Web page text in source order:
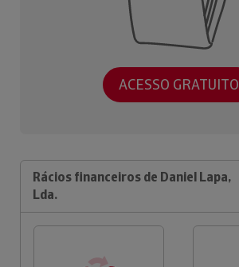
ACESSO GRATUITO
Rácios financeiros de Daniel Lapa,
Lda.